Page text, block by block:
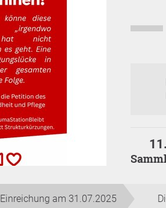
Einreichung am 31.07.2025